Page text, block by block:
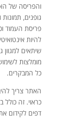
והפריסה של
גופנים,
פריסת העמוד
להיות
שיתאים
מומלצות
כל המבקרים.
האתר צריך
כראוי. זה
דפים לקידום